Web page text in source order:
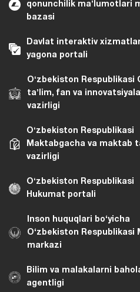
qonunchilik maʼlumotlari
bazasi
Davlat interaktiv
yagona portali
Oʻzbekiston Respublikasi
taʼlim, fan va
vazirligi
Oʻzbekiston Respublikasi
Maktabgacha va maktab
vazirligi
Oʻzbekiston Respublikasi
Hukumat portali
Inson huquqlari bo‘yicha
O‘zbekiston Respublikasi
markazi
Bilim va malakalarni
agentligi